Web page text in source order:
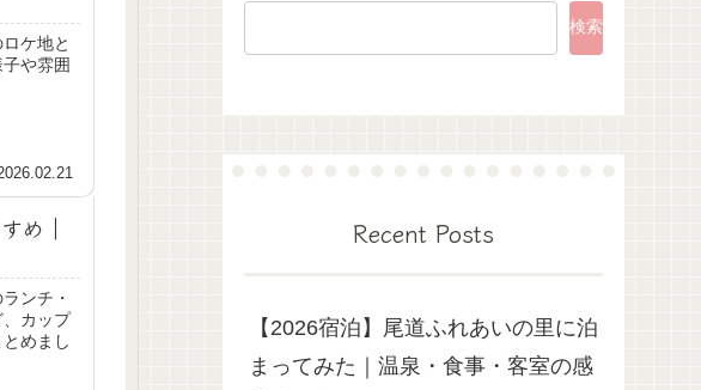
ケ地と
や雰囲
め｜
ンチ・
カップ
めまし
検索
Recent Posts
【2026宿泊】尾道ふれあいの里に泊
まってみた｜温泉・食事・客室の感